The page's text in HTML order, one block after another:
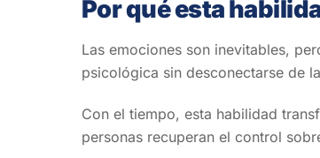
Por qué esta
Las emociones son inevitables,
psicológica sin desconectarse de
Con el tiempo, esta habilidad
personas recuperan el control